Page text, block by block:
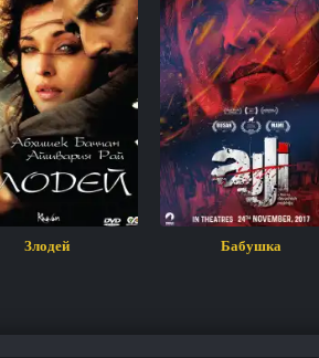
Злодей Бабушка